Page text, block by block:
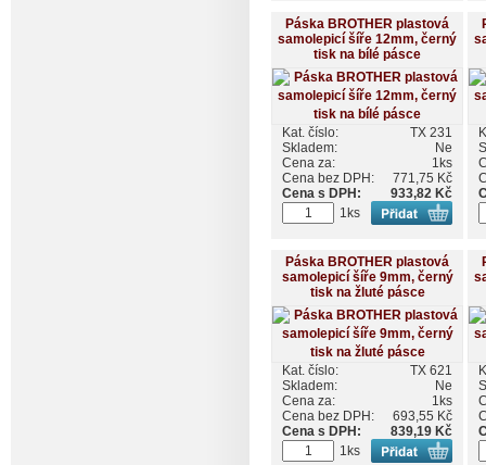
Páska BROTHER plastová
samolepicí šíře 12mm, černý
tisk na bílé pásce
Kat. číslo:
TX 231
Skladem:
Ne
Cena za:
1ks
Cena bez DPH:
771,75 Kč
Cena s DPH:
933,82 Kč
1ks
Páska BROTHER plastová
samolepicí šíře 9mm, černý
tisk na žluté pásce
Kat. číslo:
TX 621
Skladem:
Ne
Cena za:
1ks
Cena bez DPH:
693,55 Kč
Cena s DPH:
839,19 Kč
1ks